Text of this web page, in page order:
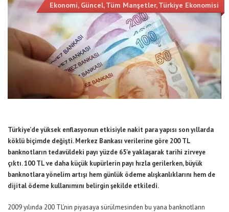
Ekonomi, Güncel,Tüm Manşetler,Türkiye Ekonomisi
Türkiye’de yüksek enflasyonun etkisiyle nakit para yapısı son yıllarda
köklü biçimde değişti. Merkez Bankası verilerine göre 200 TL
banknotların tedavüldeki payı yüzde 65’e yaklaşarak tarihi zirveye
çıktı. 100 TL ve daha küçük kupürlerin payı hızla gerilerken, büyük
banknotlara yönelim artışı hem günlük ödeme alışkanlıklarını hem de
dijital ödeme kullanımını belirgin şekilde etkiledi.
2009 yılında 200 TL’nin piyasaya sürülmesinden bu yana banknotların